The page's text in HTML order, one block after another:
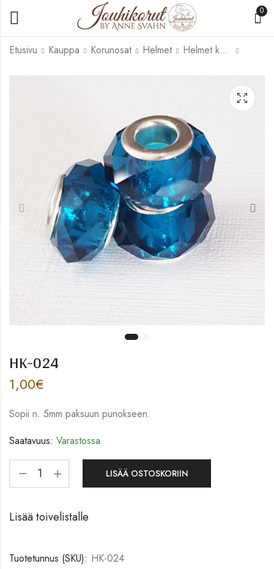
0
Etusivu Kauppa Korunosat Helmet Helmet korumetallia
HK-024
1,00€
Sopii n. 5mm paksuun punokseen.
Saatavuus: Varastossa
LISÄÄ OSTOSKORIIN
Lisää toivelistalle
Tuotetunnus (SKU): HK-024